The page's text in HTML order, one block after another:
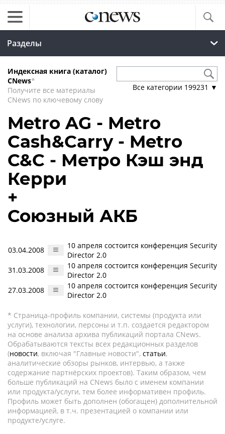
Разделы
Индексная книга (каталог)
CNews*
Получите все материалы
CNews по ключевому слову
Все категории 199231 ▼
Metro AG - Metro
Cash&Carry - Metro
C&C - Метро Кэш энд
Керри
+
Союзный АКБ
03.04.2008
10 апреля состоится конференция Security
Director 2.0
31.03.2008
10 апреля состоится конференция Security
Director 2.0
27.03.2008
10 апреля состоится конференция Security
Director 2.0
* Страница-профиль компании, системы (продукта или
услуги), технологии, персоны и т.п. создается редактором
на основе анализа архива публикаций портала CNews.
Обрабатываются тексты всех редакционных разделов
(новости, включая "Главные новости", статьи,
аналитические обзоры рынков, интервью, а также
содержание партнёрских проектов). Таким образом, чем
больше публикаций на CNews было с именем компании
или продукта/услуги, тем более информативен профиль.
Профиль может быть дополнен (обогащен) дополнительной
информацией, в т.ч. презентацией о компании или
продукте/услуге.